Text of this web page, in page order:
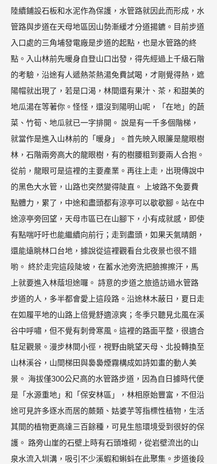
陸續鋪設石板和水泥作為保護，水管路就因此而形成，水
管路與步道在天母地區因山勢漸緩才分道揚鑣。目前步道
入口處的三角埔發電廠是步道的起點，也是水管路的終
點。入山林前先暖身自登山口出發，得先經過上千級石階
的考驗，沿途有人遞熱茶熱湯免費試喝，才剛覺得熱，遮
陽帽就出現了，若是口渴，林間還有果汁、茶，和甜美的
地瓜湯在等著你。怪怪，還沒到陽明山呢，「在地」的蔬
菜、竹筍、地瓜就已一字排開。 說是有一千多個階梯，
就當作是進入山林前的「暖身」。首先映入眼簾是龍眼樹
林，石階兩旁高大的龍眼樹，有的樹腰粗到要兩人合抱。
從前，龍眼可是這裡的主要產業。再往上走，出現傳說中
的黑色大水管，山路也突然變得陡直。 上坡路不免要費
點體力，累了，中途和盡頭都有涼亭可以歇歇腳。站在中
途涼亭旁回望，天母市區已在山腳下，小有成就感，即使
有點喘吁吁也能繼續向前行；走到盡頭，如果天氣晴朗，
還能遠眺林口台地，據說從這裡觀看台北夜景也很不錯
喲。 終於走完這段陡坡，在蓄水池旁洗把臉擦擦汗，馬
上就要進入林蔭坦途囉。 詩意的步道之旅造訪過水管路
步道的人，多半都會愛上這段路。沿途林木蔽日，夏日走
在如履平地的山路上倍覺舒適涼爽；冬季只聽見北風在溪
谷中呼嘯，但不覺有刺骨寒風。這裡的路面平整，很適合
駐足觀景。漫步林間小徑，視野由眺望天母、北投轉換至
山林溪谷，山間梯田與裊裊煙霧構成如詩如畫的動人美
景。 海拔僅300公尺高的水管路步道，因為自日據時代便
是「水源重地」和「保安林區」，林相原始豐富，不但沿
途可見許多逐水而居的蕨類、姑婆芋等指標性植物，生活
其間的植物更高達三百餘種，可見生態環境受到很好的保
護。 路旁山崖的石壁上時有石頭堆砌，從岩壁流出的山
泉水流入圳溝，吸引不少溪蝦和蝌蚪在此聚集。步道後段